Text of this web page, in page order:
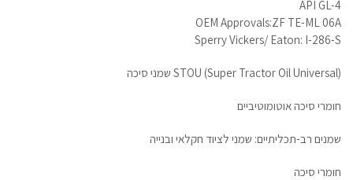
API GL-4
OEM Approvals:ZF TE-ML 06A
Sperry Vickers/ Eaton: I-286-S
STOU (Super Tractor Oil Universal) שמני סיכה
חומרי סיכה אוטומוטיביים
שמנים רב-תכליתיים: שמני לציוד חקלאי ובנייה
חומרי סיכה